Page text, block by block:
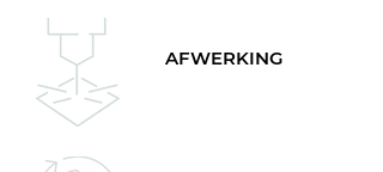
AFWERKING